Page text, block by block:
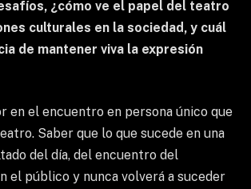
¿cómo ve el papel del teatro
culturales en la sociedad, y cuál
de mantener viva la expresión
en el encuentro en persona único que
Saber que lo que sucede en una
del día, del encuentro del
el público y nunca volverá a suceder